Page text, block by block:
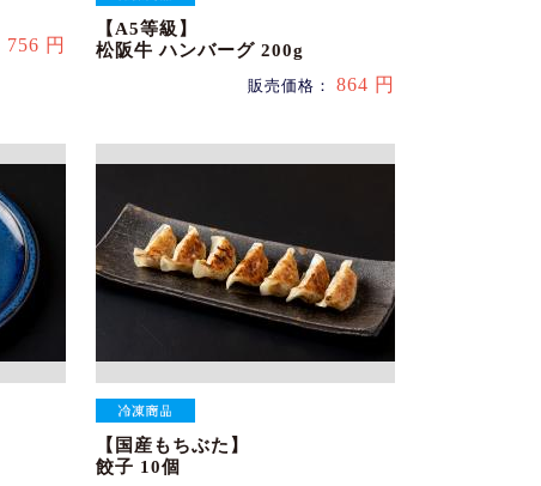
756 円
【A5等級】
松阪牛 ハンバーグ 200g
販売価格： 864 円
【国産もちぶた】
餃子 10個